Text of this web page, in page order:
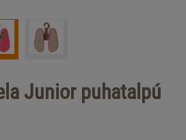
Junior puhatalpú